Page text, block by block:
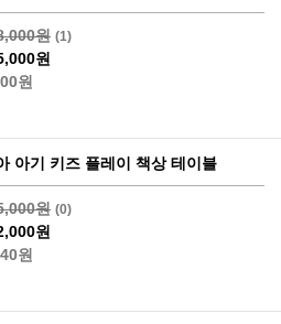
원 (1)
원
원
아기 키즈 플레이 책상 테이블
원 (0)
원
원